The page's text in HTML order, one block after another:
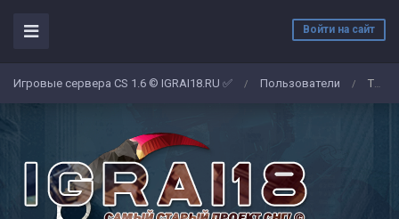
Войти на сайт
Игровые сервера CS 1.6 © IGRAI18.RU ✅ / Пользователи / THEAERODYNAMIC